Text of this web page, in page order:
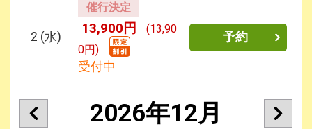
2 (水)
催行決定
13,900円
(13,90
0円)
受付中
予約
2026年12月